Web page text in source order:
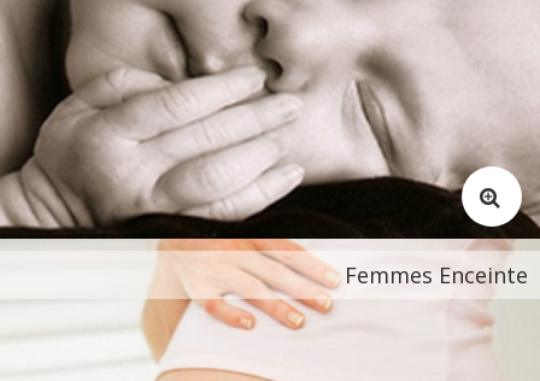
Femmes Enceinte